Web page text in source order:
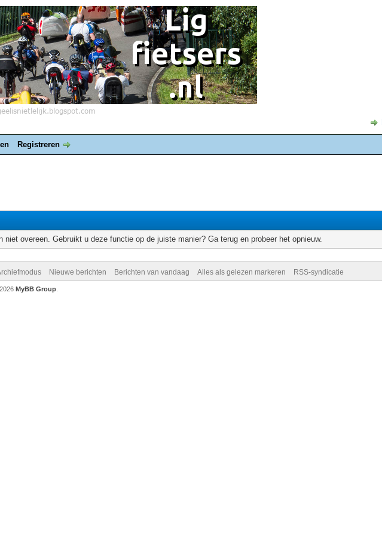
Registreren
niet overeen. Gebruikt u deze functie op de juiste manier? Ga terug en probeer het opnieuw.
Nieuwe berichten Berichten van vandaag Alles als gelezen markeren RSS-syndicatie
MyBB Group.